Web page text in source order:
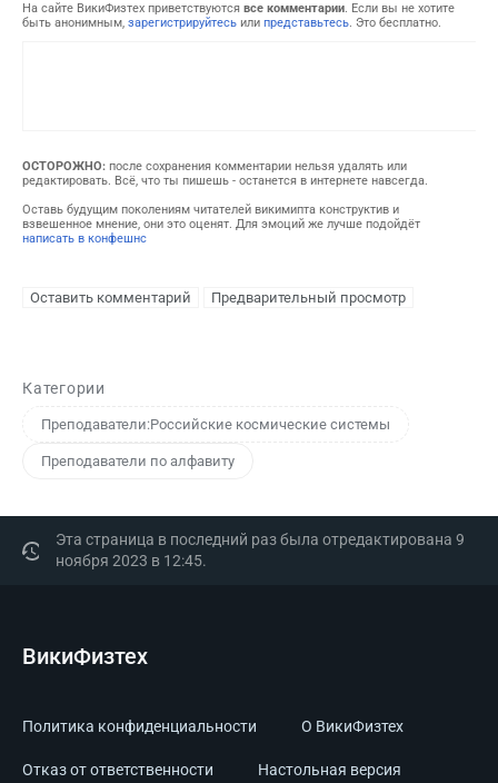
На сайте ВикиФизтех приветствуются все комментарии. Если вы не хотите
быть анонимным, зарегистрируйтесь или представьтесь. Это бесплатно.
ОСТОРОЖНО: после сохранения комментарии нельзя удалять или
редактировать. Всё, что ты пишешь - останется в интернете навсегда.
Оставь будущим поколениям читателей викимипта конструктив и
взвешенное мнение, они это оценят. Для эмоций же лучше подойдёт
написать в конфешнс
Категории
Преподаватели:Российские космические системы
Преподаватели по алфавиту
Эта страница в последний раз была отредактирована 9
ноября 2023 в 12:45.
ВикиФизтех
Политика конфиденциальности О ВикиФизтех
Отказ от ответственности Настольная версия